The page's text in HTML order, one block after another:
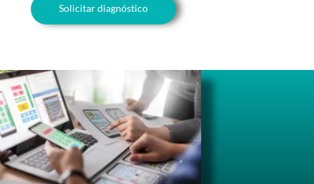
Solicitar diagnóstico